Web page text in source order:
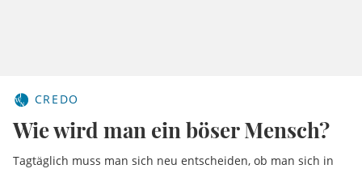
CREDO
Wie wird man ein böser Mensch?
Tagtäglich muss man sich neu entscheiden, ob man sich in